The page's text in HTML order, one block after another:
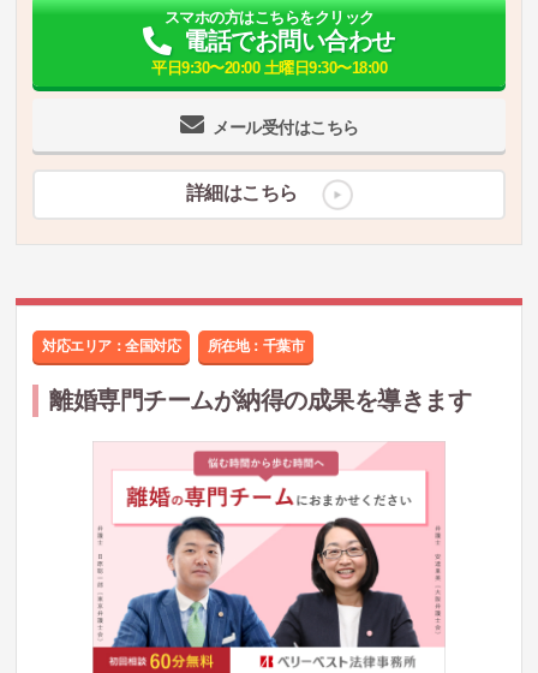
メール受付はこちら
スマホの方はこちらをクリック
電話でお問い合わせ
平日9:30〜20:00 土曜日9:30〜18:00
詳細はこちら
対応エリア：全国対応 所在地： 千葉市
離婚専門チームが納得の成果を導きます